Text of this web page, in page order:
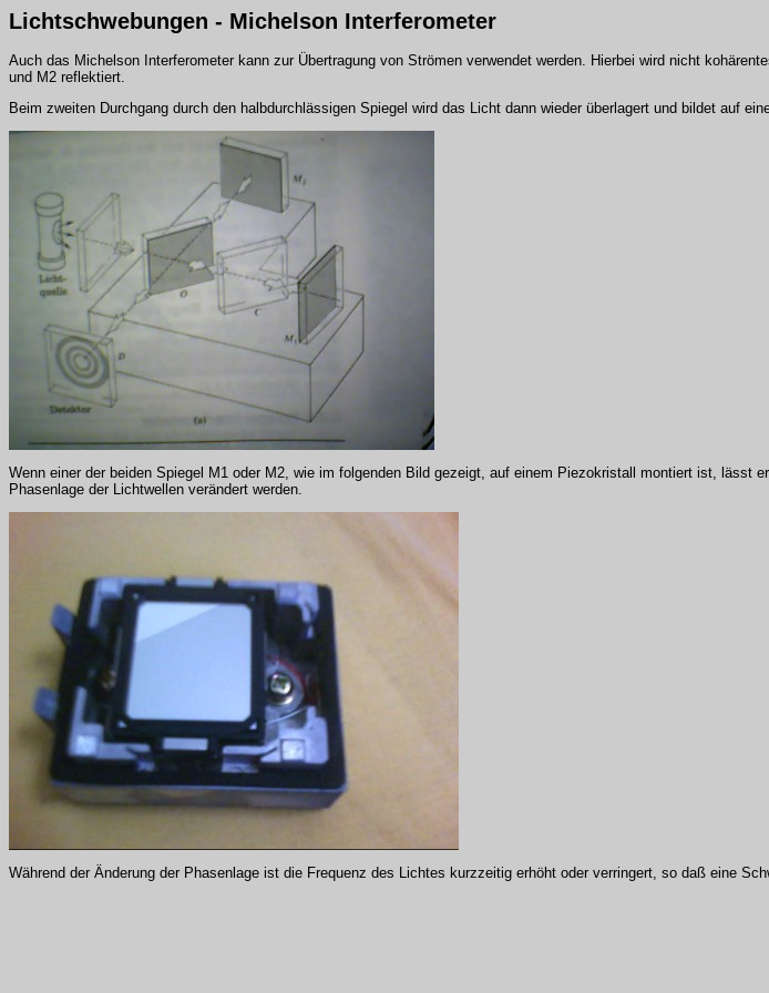
Lichtschwebungen - Michelson Interferometer
Auch das Michelson Interferometer kann zur Übertragung von Strömen verwendet werden. Hierbei wird nicht
und M2 reflektiert.
Beim zweiten Durchgang durch den halbdurchlässigen Spiegel wird das Licht dann wieder überlagert und bildet auf
Wenn einer der beiden Spiegel M1 oder M2, wie im folgenden Bild gezeigt, auf einem Piezokristall montiert ist,
Phasenlage der Lichtwellen verändert werden.
Während der Änderung der Phasenlage ist die Frequenz des Lichtes kurzzeitig erhöht oder verringert, so daß eine